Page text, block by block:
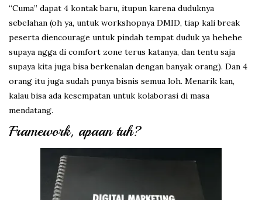
“Cuma” dapat 4 kontak baru, itupun karena duduknya
sebelahan (oh ya, untuk workshopnya DMID, tiap kali break
peserta diencourage untuk pindah tempat duduk ya hehehe
supaya ngga di comfort zone terus katanya, dan tentu saja
supaya kita juga bisa berkenalan dengan banyak orang). Dan 4
orang itu juga sudah punya bisnis semua loh. Menarik kan,
kalau bisa ada kesempatan untuk kolaborasi di masa
mendatang.
Framework, apaan tuh?